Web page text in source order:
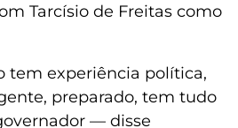
Tarcísio de Freitas como
tem experiência política,
preparado, tem tudo
— disse